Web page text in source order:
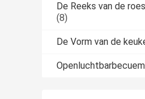
De Reeks van de
(8)
De Vorm van de